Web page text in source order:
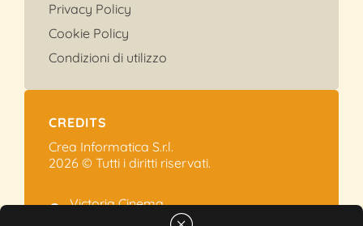
Privacy Policy
Cookie Policy
Condizioni di utilizzo
CREDITS
Crea Informatica S.r.l.
2026 © Tutti i diritti riservati.
Victoria Cinema
Via Ramelli, 101 - Modena